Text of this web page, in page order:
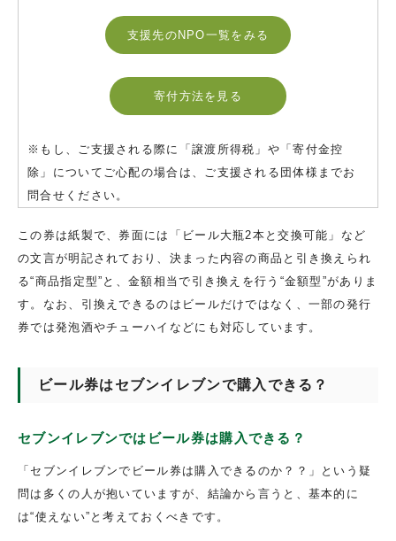
支援先のNPO一覧をみる
寄付方法を見る
※もし、ご支援される際に「譲渡所得税」や「寄付金控
除」についてご心配の場合は、ご支援される団体様までお
問合せください。
この券は紙製で、券面には「ビール大瓶2本と交換可能」など
の文言が明記されており、決まった内容の商品と引き換えられ
る“商品指定型”と、金額相当で引き換えを行う“金額型”がありま
す。なお、引換えできるのはビールだけではなく、一部の発行
券では発泡酒やチューハイなどにも対応しています。
ビール券はセブンイレブンで購入できる？
セブンイレブンではビール券は購入できる？
「セブンイレブンでビール券は購入できるのか？？」という疑
問は多くの人が抱いていますが、結論から言うと、基本的に
は“使えない”と考えておくべきです。